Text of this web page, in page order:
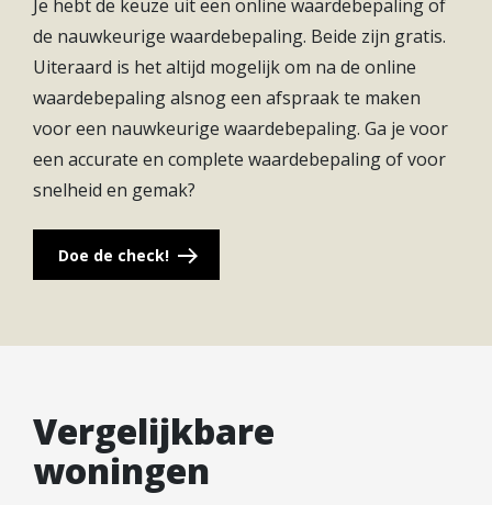
Maarsseveense Plassen en Utrecht? Je bent er zo.
Centraler kun je bijna niet wonen in Nederland.
Je hebt de keuze uit een online waardebepaling of
de nauwkeurige waardebepaling. Beide zijn gratis.
Uiteraard is het altijd mogelijk om na de online
waardebepaling alsnog een afspraak te maken
voor een nauwkeurige waardebepaling. Ga je voor
een accurate en complete waardebepaling of voor
snelheid en gemak?
Doe de check!
Vergelijkbare
woningen